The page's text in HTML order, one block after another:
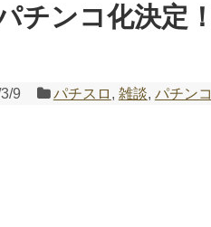
チンコ化決定！
9 パチスロ , 雑談, パチンコ